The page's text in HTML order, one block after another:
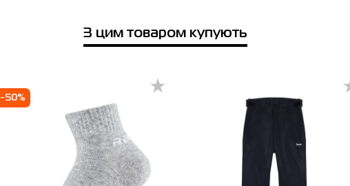
164 86 89
Якщо ви не впевнені, чи підійде вибраний розмір, ви завжди можете
звернутися до консультанта інтернет-магазину за допомогою.
З цим товаром купують
-50%